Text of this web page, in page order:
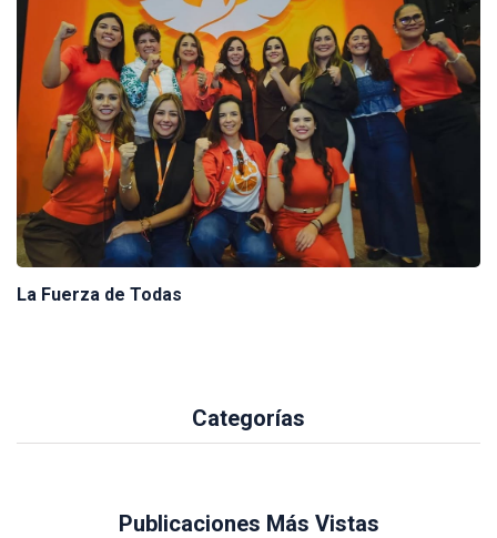
La Fuerza de Todas
Categorías
Publicaciones Más Vistas